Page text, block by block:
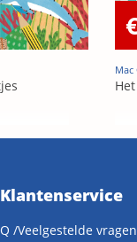
Mac
Klantenservice
/Veelgestelde vragen